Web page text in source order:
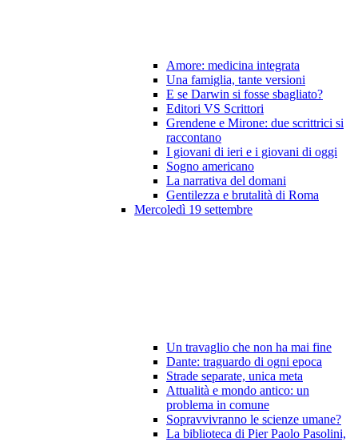
Amore: medicina integrata
Una famiglia, tante versioni
E se Darwin si fosse sbagliato?
Editori VS Scrittori
Grendene e Mirone: due scrittrici si
raccontano
I giovani di ieri e i giovani di oggi
Sogno americano
La narrativa del domani
Gentilezza e brutalità di Roma
Mercoledì 19 settembre
Un travaglio che non ha mai fine
Dante: traguardo di ogni epoca
Strade separate, unica meta
Attualità e mondo antico: un
problema in comune
Sopravvivranno le scienze umane?
La biblioteca di Pier Paolo Pasolini,